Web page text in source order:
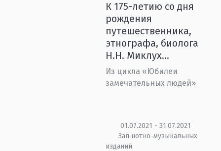
К 175-летию со дня
рождения
путешественника,
этнографа, биолога
Н.Н. Миклух...
Из цикла «Юбилеи
замечательных людей»
01.07.2021 - 31.07.2021
Зал нотно-музыкальных
изданий